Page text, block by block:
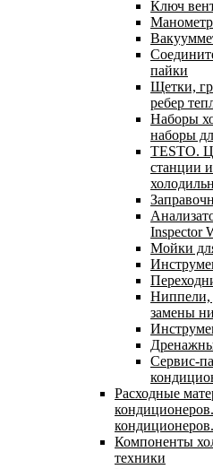
Ключ
пайки
Щетки,
ребер
Наборы
наборы
TESTO.
станции
Inspector
Мойки
Ниппели,
замены
Сервис-
Расходные
кондиционеров.
Компоненты
техники